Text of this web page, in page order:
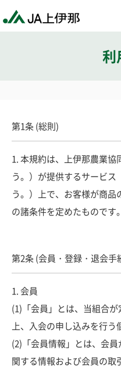
利
第1条 (総則)
1. 本規約は、上伊那農業
う。）が提供するサービ
う。）上で、お客様が商
の諸条件を定めたものです。
第2条 (会員・登録・退会手
1. 会員
(1)「会員」とは、当組合
上、入会の申し込みを行う
(2)「会員情報」とは、会
関する情報および会員の取